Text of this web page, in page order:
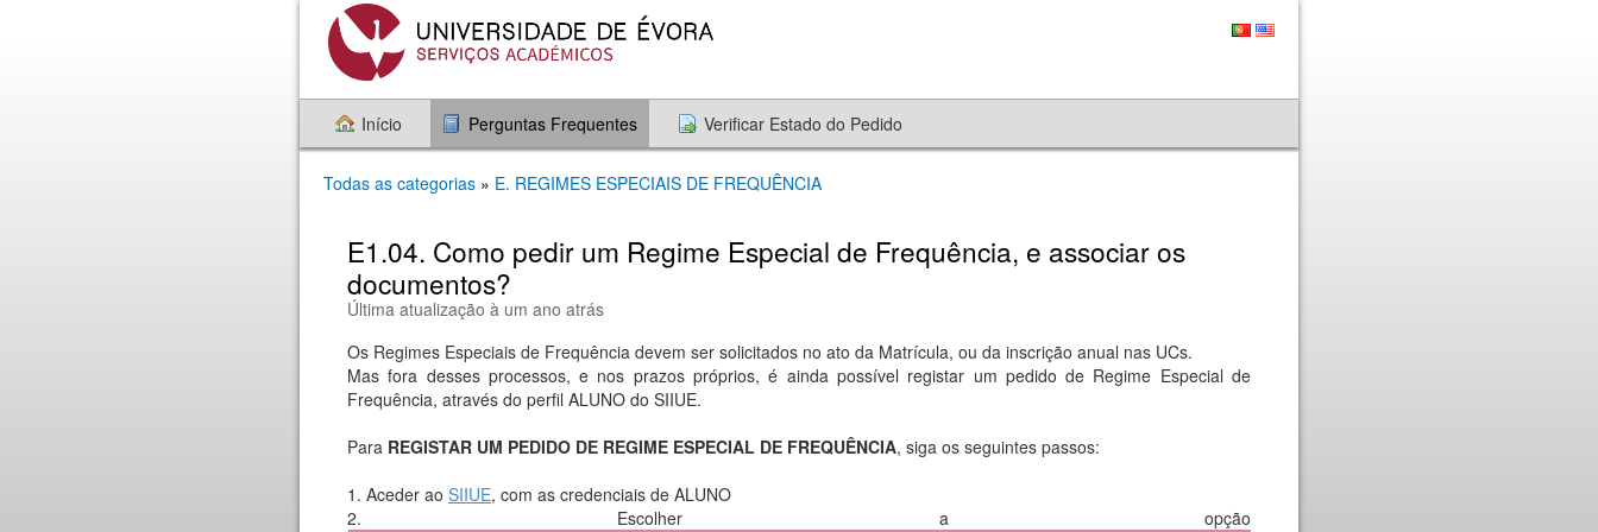
Início Perguntas Frequentes Verificar Estado do Pedido
Todas as categorias » E. REGIMES ESPECIAIS DE FREQUÊNCIA
E1.04. Como pedir um Regime Especial de Frequência, e associar os
documentos?
Última atualização à um ano atrás
Os Regimes Especiais de Frequência devem ser solicitados no ato da Matrícula, ou da inscrição anual nas UCs.
Mas fora desses processos, e nos prazos próprios, é ainda possível registar um pedido de Regime Especial de
Frequência, através do perfil ALUNO do SIIUE.
Para REGISTAR UM PEDIDO DE REGIME ESPECIAL DE FREQUÊNCIA, siga os seguintes passos:
1. Aceder ao SIIUE, com as credenciais de ALUNO
2. Escolher a opção